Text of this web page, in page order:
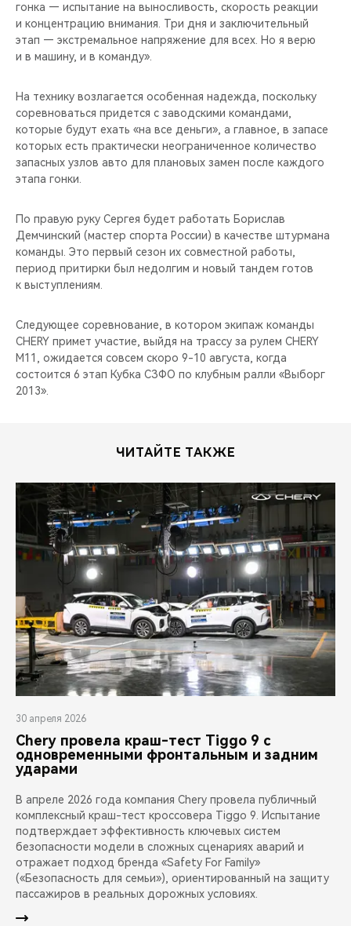
гонка — испытание на выносливость, скорость реакции
и концентрацию внимания. Три дня и заключительный
этап — экстремальное напряжение для всех. Но я верю
и в машину, и в команду».
На технику возлагается особенная надежда, поскольку
соревноваться придется с заводскими командами,
которые будут ехать «на все деньги», а главное, в запасе
которых есть практически неограниченное количество
запасных узлов авто для плановых замен после каждого
этапа гонки.
По правую руку Сергея будет работать Борислав
Демчинский (мастер спорта России) в качестве штурмана
команды. Это первый сезон их совместной работы,
период притирки был недолгим и новый тандем готов
к выступлениям.
Следующее соревнование, в котором экипаж команды
CHERY примет участие, выйдя на трассу за рулем CHERY
M11, ожидается совсем скоро 9-10 августа, когда
состоится 6 этап Кубка СЗФО по клубным ралли «Выборг
2013».
ЧИТАЙТЕ ТАКЖЕ
30 апреля 2026
Chery провела краш-тест Tiggo 9 с
одновременными фронтальным и задним
ударами
В апреле 2026 года компания Chery провела публичный
комплексный краш-тест кроссовера Tiggo 9. Испытание
подтверждает эффективность ключевых систем
безопасности модели в сложных сценариях аварий и
отражает подход бренда «Safety For Family»
(«Безопасность для семьи»), ориентированный на защиту
пассажиров в реальных дорожных условиях.